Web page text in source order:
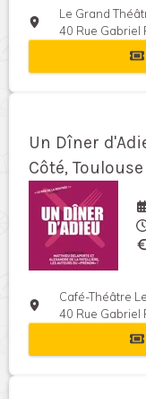
Le Grand
40 Rue Gabriel
Un Dîner
Côté, Toulouse
Café-Théâtre
40 Rue Gabriel